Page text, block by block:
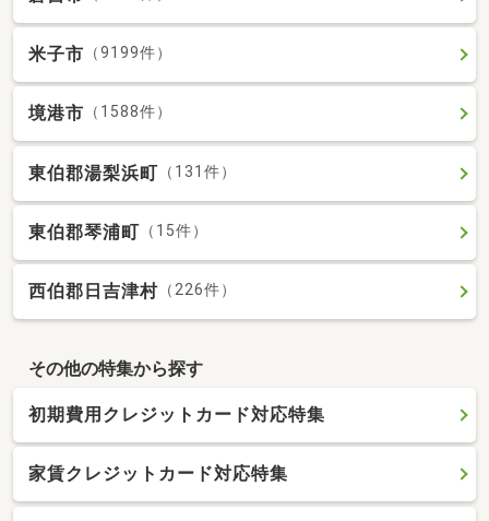
米子市 （9199件）
境港市 （1588件）
東伯郡湯梨浜町 （131件）
東伯郡琴浦町 （15件）
西伯郡日吉津村 （226件）
その他の特集から探す
初期費用クレジットカード対応特集
家賃クレジットカード対応特集